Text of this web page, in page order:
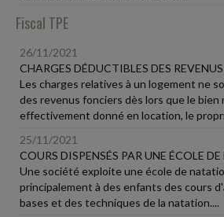
Fiscal TPE
26/11/2021
CHARGES DÉDUCTIBLES DES
Les charges relatives à un logement ne
des revenus fonciers dès lors que le bien
effectivement donné en location, le
25/11/2021
COURS DISPENSÉS PAR UNE ÉCOLE
Une société exploite une école de
principalement à des enfants des cours
bases et des techniques de la natation....